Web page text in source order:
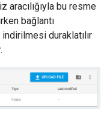
aracılığıyla bu resme
bağlantı
indirilmesi duraklatılır